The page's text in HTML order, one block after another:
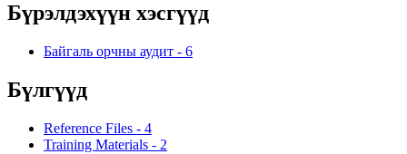
Бүрэлдэхүүн хэсгүүд
Байгаль орчны аудит - 6
Бүлгүүд
Reference Files - 4
Training Materials - 2